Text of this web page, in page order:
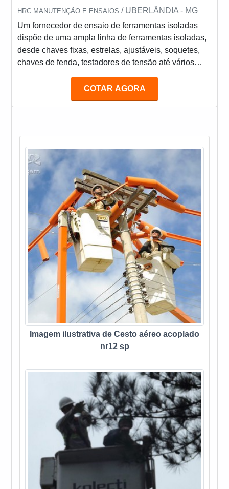
HRC MANUTENÇÃO E ENSAIOS/ UBERLÂNDIA - MG
Um fornecedor de ensaio de ferramentas isoladas
dispõe de uma ampla linha de ferramentas isoladas,
desde chaves fixas, estrelas, ajustáveis, soquetes,
chaves de fenda, testadores de tensão até vários
são utilizadas por profissionais que trabalham em
áreas de risco e energizadas. Entre essas
O SERVIÇOAs ferramentas isoladas são indicadas
para traba
COTAR AGORA
Imagem ilustrativa de Cesto aéreo acoplado
nr12 sp